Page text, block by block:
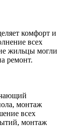
комфорт и
всех
жильцы могли
ремонт.
монтаж
всех
монтаж